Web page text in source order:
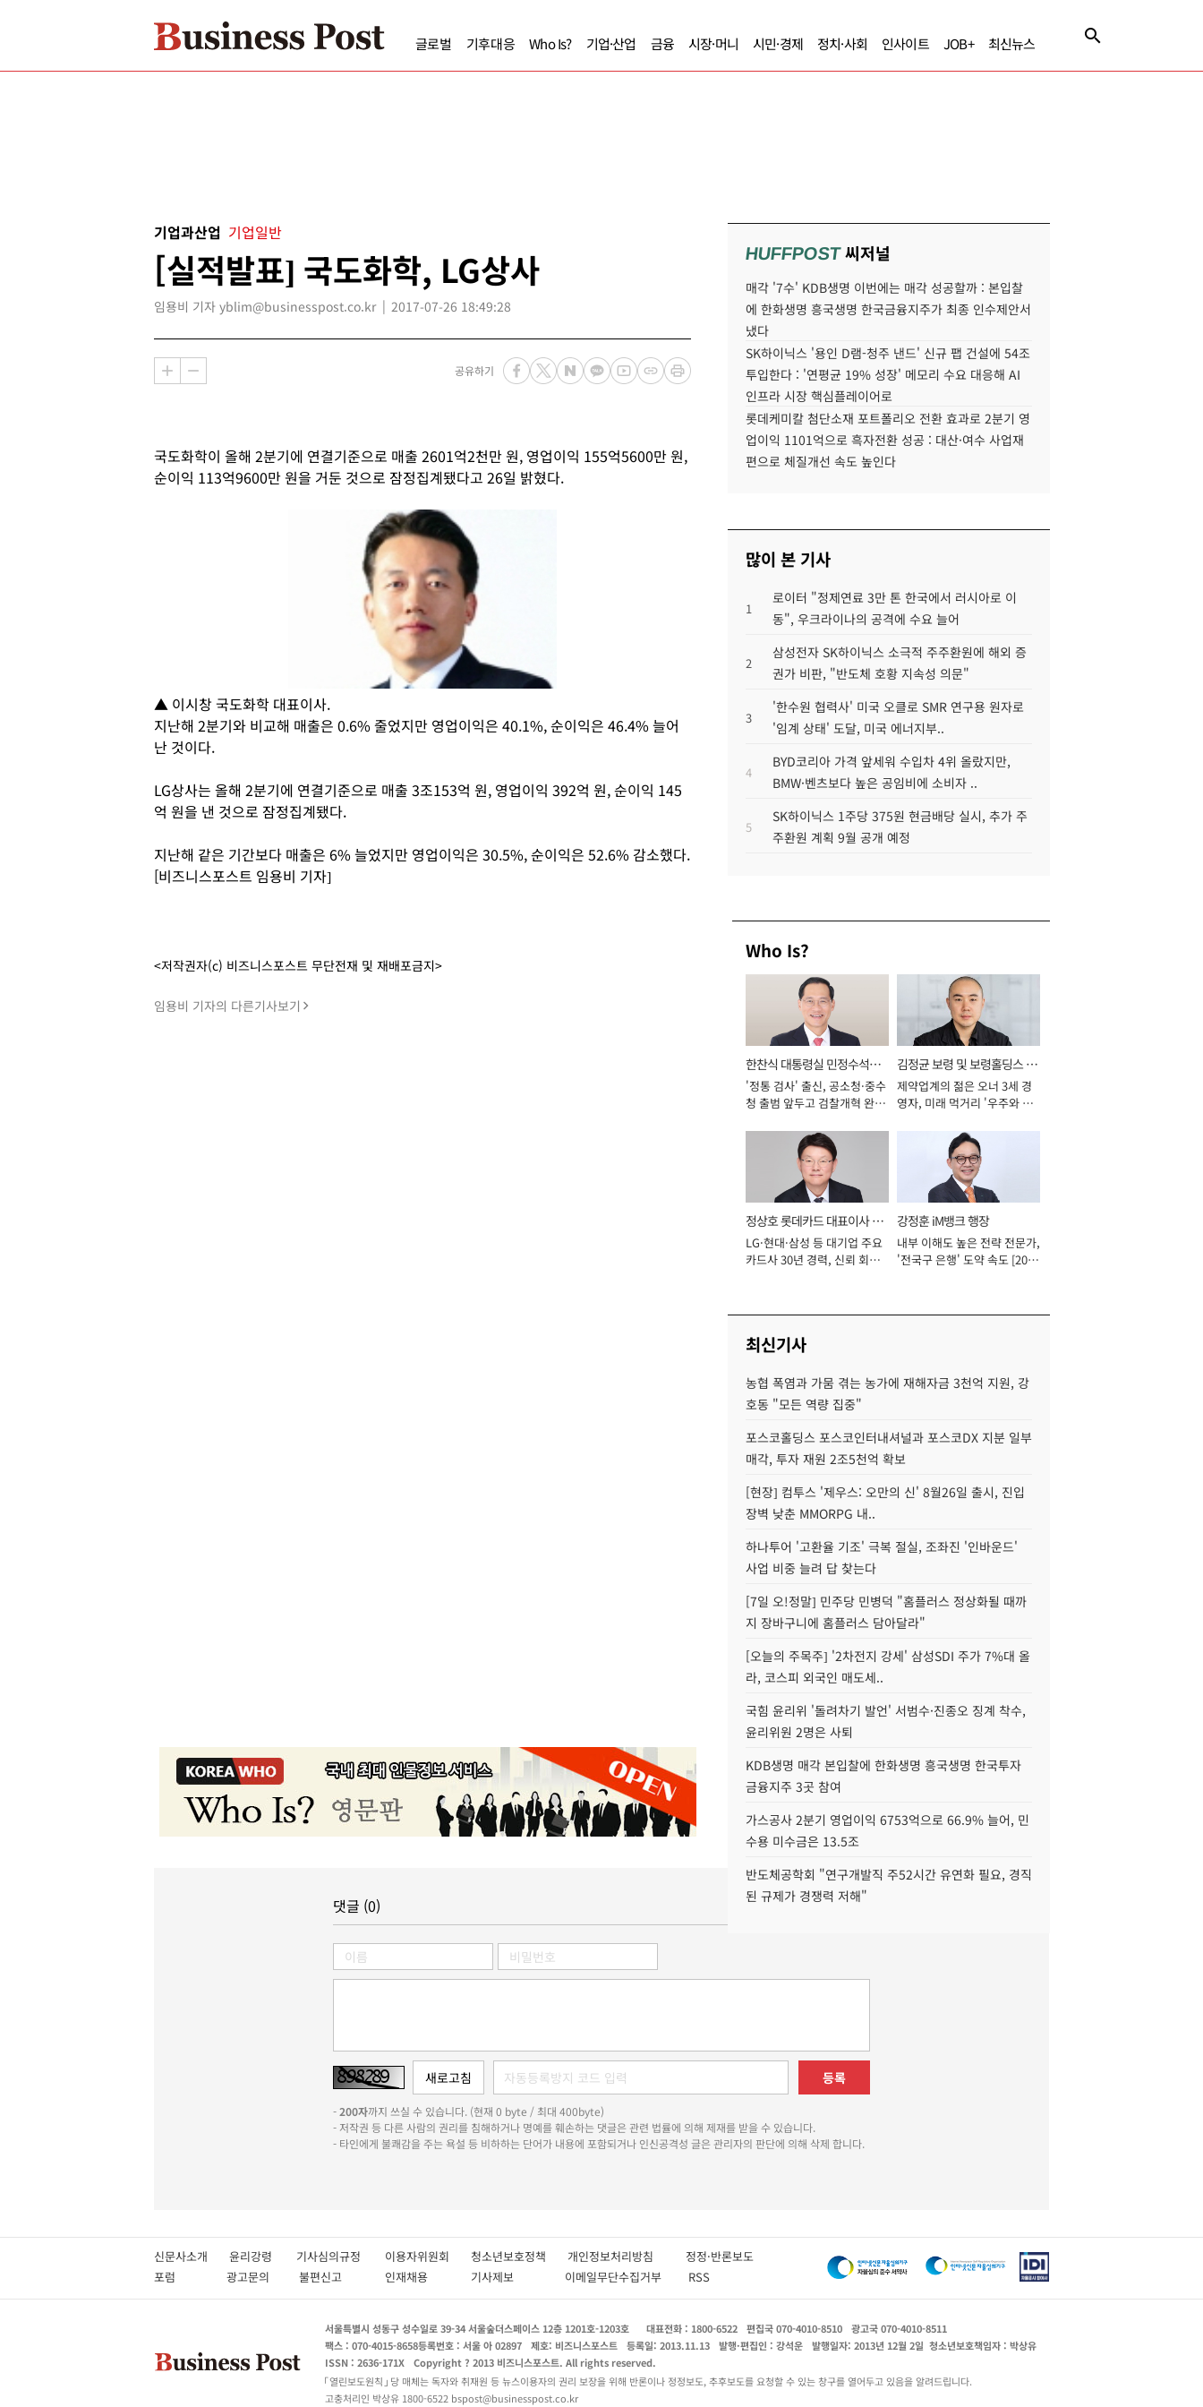
글로벌 기후대응 Who Is? 기업·산업 금융 시장·머니 시민·경제 정치·사회 인사이트 JOB+ 최신뉴스
기업과산업 기업일반
[실적발표] 국도화학, LG상사
임용비 기자 yblim@businesspost.co.kr 2017-07-26 18:49:28
공유하기
국도화학이 올해 2분기에 연결기준으로 매출 2601억2천만 원, 영업이익 155억5600만 원,
순이익 113억9600만 원을 거둔 것으로 잠정집계됐다고 26일 밝혔다.
▲ 이시창 국도화학 대표이사.
지난해 2분기와 비교해 매출은 0.6% 줄었지만 영업이익은 40.1%, 순이익은 46.4% 늘어
난 것이다.
LG상사는 올해 2분기에 연결기준으로 매출 3조153억 원, 영업이익 392억 원, 순이익 145
억 원을 낸 것으로 잠정집계됐다.
지난해 같은 기간보다 매출은 6% 늘었지만 영업이익은 30.5%, 순이익은 52.6% 감소했다.
[비즈니스포스트 임용비 기자]
<저작권자(c) 비즈니스포스트 무단전재 및 재배포금지>
임용비 기자의 다른기사보기
HUFFPOST씨저널
매각 '7수' KDB생명 이번에는 매각 성공할까 : 본입찰
에 한화생명 흥국생명 한국금융지주가 최종 인수제안서
냈다
SK하이닉스 '용인 D램-청주 낸드' 신규 팹 건설에 54조
투입한다 : '연평균 19% 성장' 메모리 수요 대응해 AI
인프라 시장 핵심플레이어로
롯데케미칼 첨단소재 포트폴리오 전환 효과로 2분기 영
업이익 1101억으로 흑자전환 성공 : 대산·여수 사업재
편으로 체질개선 속도 높인다
많이 본 기사
1
로이터 "정제연료 3만 톤 한국에서 러시아로 이
동", 우크라이나의 공격에 수요 늘어
2
삼성전자 SK하이닉스 소극적 주주환원에 해외 증
권가 비판, "반도체 호황 지속성 의문"
3
'한수원 협력사' 미국 오클로 SMR 연구용 원자로
'임계 상태' 도달, 미국 에너지부..
4
BYD코리아 가격 앞세워 수입차 4위 올랐지만,
BMW·벤츠보다 높은 공임비에 소비자 ..
5
SK하이닉스 1주당 375원 현금배당 실시, 추가 주
주환원 계획 9월 공개 예정
Who Is?
한찬식 대통령실 민정수석비
서관
'정통 검사' 출신, 공소청·중수
청 출범 앞두고 검찰개혁 완수
김정균 보령 및 보령홀딩스 대
표이사 사장
제약업계의 젊은 오너 3세 경
영자, 미래 먹거리 '우주와 헬
정상호 롯데카드 대표이사 사
장
LG·현대·삼성 등 대기업 주요
카드사 30년 경력, 신뢰 회복
강정훈 iM뱅크 행장
내부 이해도 높은 전략 전문가,
'전국구 은행' 도약 속도 [2026
최신기사
농협 폭염과 가뭄 겪는 농가에 재해자금 3천억 지원, 강
호동 "모든 역량 집중"
포스코홀딩스 포스코인터내셔널과 포스코DX 지분 일부
매각, 투자 재원 2조5천억 확보
[현장] 컴투스 '제우스: 오만의 신' 8월26일 출시, 진입
장벽 낮춘 MMORPG 내..
하나투어 '고환율 기조' 극복 절실, 조좌진 '인바운드'
사업 비중 늘려 답 찾는다
[7일 오!정말] 민주당 민병덕 "홈플러스 정상화될 때까
지 장바구니에 홈플러스 담아달라"
[오늘의 주목주] '2차전지 강세' 삼성SDI 주가 7%대 올
라, 코스피 외국인 매도세..
국힘 윤리위 '돌려차기 발언' 서범수·진종오 징계 착수,
윤리위원 2명은 사퇴
KDB생명 매각 본입찰에 한화생명 흥국생명 한국투자
금융지주 3곳 참여
가스공사 2분기 영업이익 6753억으로 66.9% 늘어, 민
수용 미수금은 13.5조
반도체공학회 "연구개발직 주52시간 유연화 필요, 경직
된 규제가 경쟁력 저해"
댓글 (0)
등록
-200자까지 쓰실 수 있습니다. (현재 0 byte / 최대 400byte)
- 저작권 등 다른 사람의 권리를 침해하거나 명예를 훼손하는 댓글은 관련 법률에 의해 제재를 받을 수 있습니다.
- 타인에게 불쾌감을 주는 욕설 등 비하하는 단어가 내용에 포함되거나 인신공격성 글은 관리자의 판단에 의해 삭제 합니다.
신문사소개 윤리강령 기사심의규정 이용자위원회 청소년보호정책 개인정보처리방침 정정·반론보도
포럼
광고문의 불편신고 인재채용 기사제보 이메일무단수집거부 RSS
서울특별시 성동구 성수일로 39-34 서울숲더스페이스 12층 1201호-1203호 대표전화 : 1800-6522 편집국 070-4010-8510
광고국 070-4010-8511
팩스 : 070-4015-8658등록번호 : 서울 아 02897 제호: 비즈니스포스트 등록일: 2013.11.13 발행·편집인 : 강석운 발행일자: 2013년 12월 2일 청소년보호책임자 : 박상유
ISSN : 2636-171X
Copyright ? 2013 비즈니스포스트. All rights reserved.
열린보도원칙
당 매체는 독자와 취재원 등 뉴스이용자의 권리 보장을 위해 반론이나 정정보도, 추후보도를 요청할 수 있는 창구를 열어두고 있음을 알려드립니다.
고충처리인 박상유 1800-6522 bspost@businesspost.co.kr